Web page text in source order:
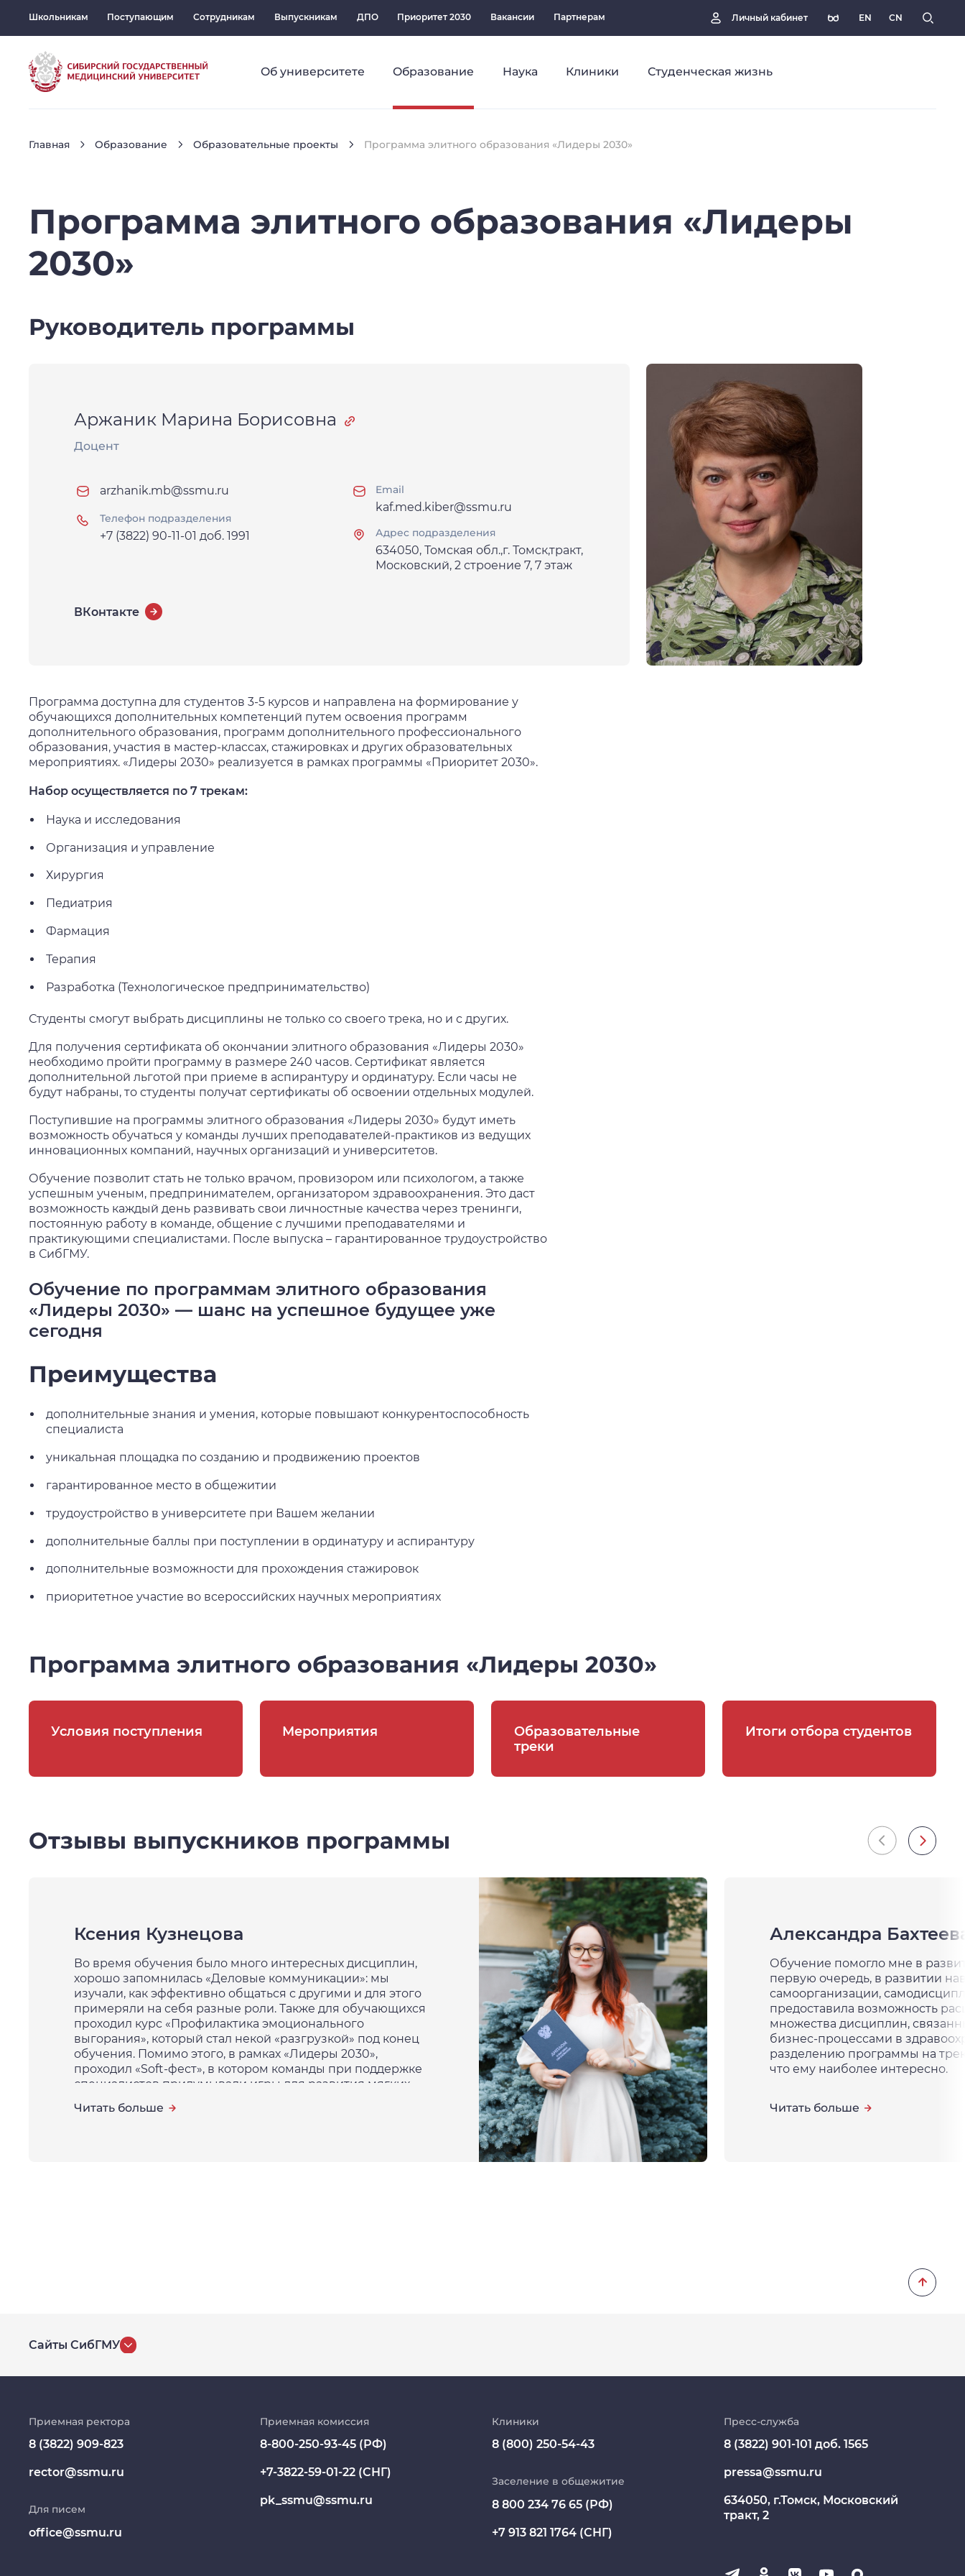
Школьникам Поступающим Сотрудникам Выпускникам ДПО Приоритет 2030 Вакансии Партнерам Личный кабинет EN CN
Об университете Образование Наука Клиники Студенческая жизнь
Главная Образование Образовательные проекты Программа элитного образования «Лидеры 2030»
Программа элитного образования «Лидеры
2030»
Руководитель программы
Аржаник Марина Борисовна
Доцент
arzhanik.mb@ssmu.ru
Телефон подразделения
+7 (3822) 90-11-01 доб. 1991
Email
kaf.med.kiber@ssmu.ru
Адрес подразделения
634050, Томская обл.,г. Томск,тракт,
Московский, 2 строение 7, 7 этаж
ВКонтакте
Программа доступна для студентов 3-5 курсов и направлена на формирование у
обучающихся дополнительных компетенций путем освоения программ
дополнительного образования, программ дополнительного профессионального
образования, участия в мастер-классах, стажировках и других образовательных
мероприятиях. «Лидеры 2030» реализуется в рамках программы «Приоритет 2030».
Набор осуществляется по 7 трекам:
Наука и исследования
Организация и управление
Хирургия
Педиатрия
Фармация
Терапия
Разработка (Технологическое предпринимательство)
Студенты смогут выбрать дисциплины не только со своего трека, но и с других.
Для получения сертификата об окончании элитного образования «Лидеры 2030»
необходимо пройти программу в размере 240 часов. Сертификат является
дополнительной льготой при приеме в аспирантуру и ординатуру. Если часы не
будут набраны, то студенты получат сертификаты об освоении отдельных модулей.
Поступившие на программы элитного образования «Лидеры 2030» будут иметь
возможность обучаться у команды лучших преподавателей-практиков из ведущих
инновационных компаний, научных организаций и университетов.
Обучение позволит стать не только врачом, провизором или психологом, а также
успешным ученым, предпринимателем, организатором здравоохранения. Это даст
возможность каждый день развивать свои личностные качества через тренинги,
постоянную работу в команде, общение с лучшими преподавателями и
практикующими специалистами. После выпуска – гарантированное трудоустройство
в СибГМУ.
Обучение по программам элитного образования
«Лидеры 2030» — шанс на успешное будущее уже
сегодня
Преимущества
дополнительные знания и умения, которые повышают конкурентоспособность
специалиста
уникальная площадка по созданию и продвижению проектов
гарантированное место в общежитии
трудоустройство в университете при Вашем желании
дополнительные баллы при поступлении в ординатуру и аспирантуру
дополнительные возможности для прохождения стажировок
приоритетное участие во всероссийских научных мероприятиях
Программа элитного образования «Лидеры 2030»
Условия поступления Мероприятия
Образовательные
треки
Итоги отбора студентов
Отзывы выпускников программы
Ксения Кузнецова
Во время обучения было много интересных дисциплин,
хорошо запомнилась «Деловые коммуникации»: мы
изучали, как эффективно общаться с другими и для этого
примеряли на себя разные роли. Также для обучающихся
проходил курс «Профилактика эмоционального
выгорания», который стал некой «разгрузкой» под конец
обучения. Помимо этого, в рамках «Лидеры 2030»,
проходил «Soft-фест», в котором команды при поддержке
специалистов придумывали игры для развития мягких
Читать больше
Александра
Обучение помогло мне в
первую очередь, в развитии
самоорганизации,
предоставила возможность
множества дисциплин,
бизнес-процессами в
разделению программы на
что ему наиболее интересно.
Читать больше
Сайты СибГМУ
Репозиторий клинических данных
Клиники
Работа и карьера в СибГМУ
Дополнительное профессиональное
образование
МедКласс
МАСЦ СибГМУ
Научно-медицинская библиотека
Цифровые сервисы
Единая платежная система
Образовательный портал
Опросы СибГМУ
Приемная ректора
8 (3822) 909-823
rector@ssmu.ru
Для писем
office@ssmu.ru
Приемная комиссия
8-800-250-93-45 (РФ)
+7-3822-59-01-22 (СНГ)
pk_ssmu@ssmu.ru
Клиники
8 (800) 250-54-43
Заселение в общежитие
8 800 234 76 65 (РФ)
+7 913 821 1764 (СНГ)
Пресс-служба
8 (3822) 901-101 доб. 1565
pressa@ssmu.ru
634050, г.Томск, Московский
тракт, 2